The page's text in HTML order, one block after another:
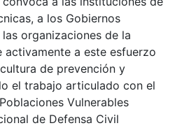
a los Gobiernos
organizaciones de la
activamente a este esfuerzo
de prevención y
el trabajo articulado con el
Vulnerables
de Defensa Civil